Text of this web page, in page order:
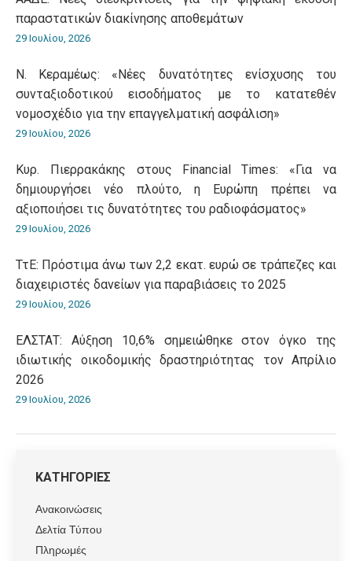
παραστατικών διακίνησης αποθεμάτων
29 Ιουλίου, 2026
Ν. Κεραμέως: «Νέες δυνατότητες ενίσχυσης του
συνταξιοδοτικού εισοδήματος με το κατατεθέν
νομοσχέδιο για την επαγγελματική ασφάλιση»
29 Ιουλίου, 2026
Κυρ. Πιερρακάκης στους Financial Times: «Για να
δημιουργήσει νέο πλούτο, η Ευρώπη πρέπει να
αξιοποιήσει τις δυνατότητες του ραδιοφάσματος»
29 Ιουλίου, 2026
ΤτΕ: Πρόστιμα άνω των 2,2 εκατ. ευρώ σε τράπεζες και
διαχειριστές δανείων για παραβιάσεις το 2025
29 Ιουλίου, 2026
ΕΛΣΤΑΤ: Αύξηση 10,6% σημειώθηκε στον όγκο της
ιδιωτικής οικοδομικής δραστηριότητας τον Απρίλιο
2026
29 Ιουλίου, 2026
ΚΑΤΗΓΟΡΙΕΣ
Ανακοινώσεις
Δελτία Τύπου
Πληρωμές